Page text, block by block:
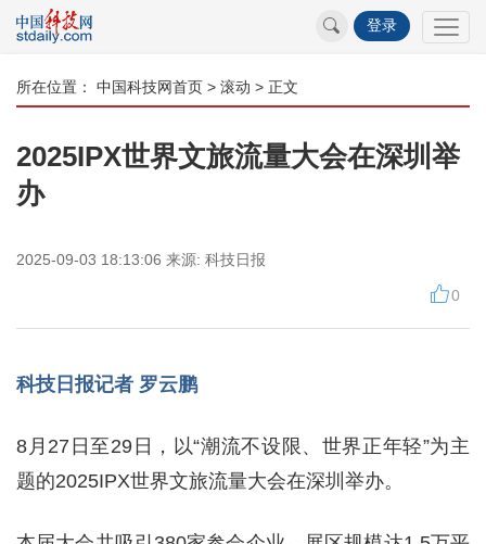
登录
所在位置： 中国科技网首页 > 滚动 > 正文
2025IPX世界文旅流量大会在深圳举
办
2025-09-03 18:13:06 来源: 科技日报
0
科技日报记者 罗云鹏
8月27日至29日，以“潮流不设限、世界正年轻”为主
题的2025IPX世界文旅流量大会在深圳举办。